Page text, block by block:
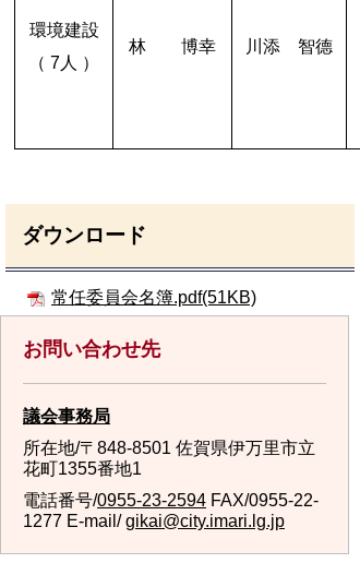
環境建設
（ 7人 ）
林 博幸 川添 智德
ダウンロード
常任委員会名簿.pdf(51KB)
お問い合わせ先
議会事務局
所在地/〒848-8501 佐賀県伊万里市立
花町1355番地1
電話番号/0955-23-2594 FAX/0955-22-
1277 E-mail/gikai@city.imari.lg.jp